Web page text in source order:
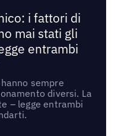
i fattori di
mai stati gli
entrambi
sempre
diversi. La
– legge entrambi